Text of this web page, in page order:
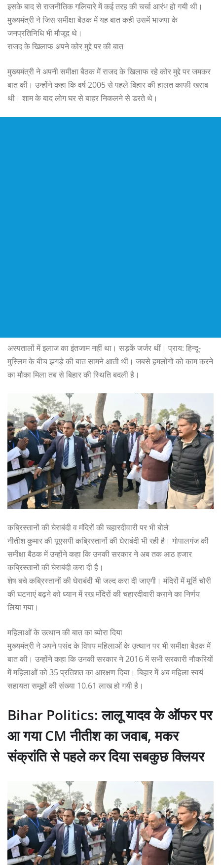
इसके बाद से राजनीतिक गलियारे में कई तरह की चर्चा आरंभ हो गयी थी।
मुख्यमंत्री ने जिस समीक्षा बैठक में यह बात कही उसमें भाजपा के
जनप्रतिनिधि भी मौजूद थे।
राजद के खिलाफ अपने कोर मुद्दे पर की बात
मुख्यमंत्री ने अपनी समीक्षा बैठक मेें राजद के खिलाफ रहे कोर मुद्दे पर जमकर
बात की। उन्होंने कहा कि वर्ष 2005 से पहले बिहार की हालत काफी खराब
थी। शाम के बाद लोग घर से बाहर निकलने से डरते थे।
अस्पतालों में इलाज का इंतजाम नहीं था। सड़कें जर्जर थीं। प्राय: हिन्दू-
मुस्लिम के बीच झगड़े की बात सामने आती थीं। जबसे हमलोगों को काम करने
का मौका मिला तब से बिहार की स्थिति बदली है।
कब्रिस्तानों की घेराबंदी व मंदिरों की चहारदीवारी पर भी बोले
नीतीश कुमार की यूएसपी कब्रिस्तानों की घेराबंदी भी रही है। गोपालगंज की
समीक्षा बैठक में उन्होंने कहा कि उनकी सरकार ने अब तक आठ हजार
कब्रिस्तानों की घेराबंदी करा दी है।
शेष बचे कब्रिस्तानों की घेराबंदी भी जल्द करा दी जाएगी। मंदिरों में मूर्ति चोरी
की घटनाएं बढ़ने को ध्यान में रख मंदिरों की चहारदीवारी कराने का निर्णय
लिया गया।
महिलाओं के उत्थान की बात का ब्योरा दिया
मुख्यमंत्री ने अपने पसंद के विषय महिलाओं के उत्थान पर भी समीक्षा बैठक में
बात की। उन्होंने कहा कि उनकी सरकार ने 2016 में सभी सरकारी नौकरियों
में महिलाओं को 35 प्रतिशत का आरक्षण दिया। बिहार में अब महिला स्वयं
सहायता समूहों की संख्या 10.61 लाख हो गयी है।
Bihar Politics: लालू यादव के ऑफर पर
आ गया CM नीतीश का जवाब, मकर
संक्रांति से पहले कर दिया सबकुछ क्लियर